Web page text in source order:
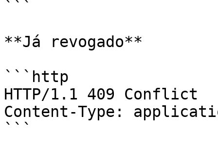
```
**Já revogado**
```http
HTTP/1.1 409 Conflict
Content-Type:
```